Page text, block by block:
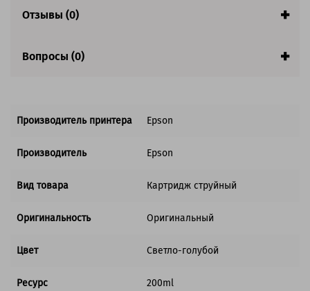
Отзывы (0)
Вопросы (0)
Производитель принтера Epson
Производитель Epson
Вид товара Картридж струйный
Оригинальность Оригинальный
Цвет Светло-голубой
Ресурс 200ml